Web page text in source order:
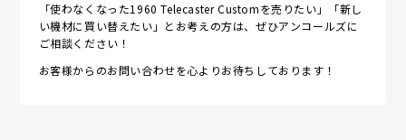
「使わなくなった1960 Telecaster Customを売りたい」「新し
い機材に買い替えたい」とお考えの方は、ぜひアンコールズに
ご相談ください！
お客様からのお問い合わせを心よりお待ちしております！